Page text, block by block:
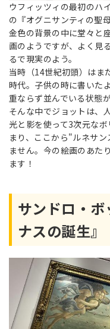
ウフィッツィの最初のハ
の『オグニサンティの聖母
金色の背景の中に堂々と
画のようですが、よく見
るで現実のよう。
当時（14世紀初頭）はま
時代。子供の時に書いた
重ならず並んでいる状態
そんな中でジョットは、
光と影を使って3次元な
まり、ここから"ルネサ
ません。今の絵画のあた
ます！
サンドロ・
ナスの誕生』